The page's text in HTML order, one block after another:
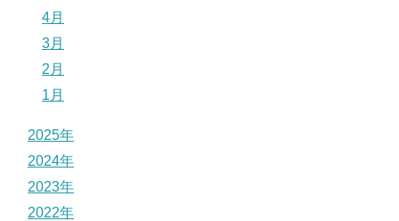
4月
3月
2月
1月
2025年
2024年
2023年
2022年